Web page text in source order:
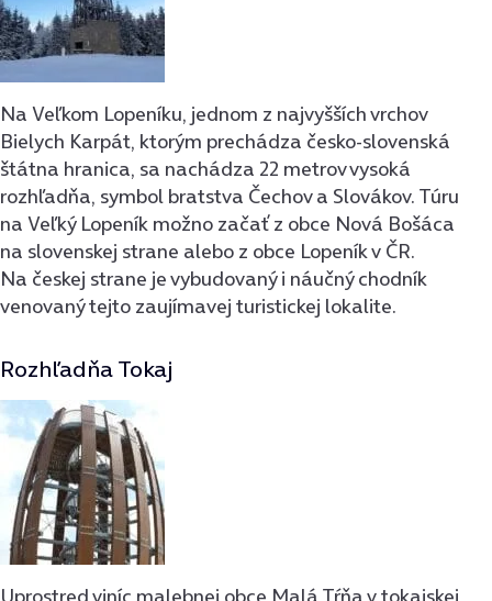
Na Veľkom Lopeníku, jednom z najvyšších vrchov
Bielych Karpát, ktorým prechádza česko-slovenská
štátna hranica, sa nachádza 22 metrov vysoká
rozhľadňa, symbol bratstva Čechov a Slovákov. Túru
na Veľký Lopeník možno začať z obce Nová Bošáca
na slovenskej strane alebo z obce Lopeník v ČR.
Na českej strane je vybudovaný i náučný chodník
venovaný tejto zaujímavej turistickej lokalite.
Rozhľadňa Tokaj